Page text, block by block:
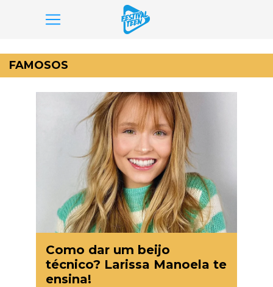
para
o
conteúdo
FAMOSOS
Como dar um beijo
técnico? Larissa Manoela te
ensina!